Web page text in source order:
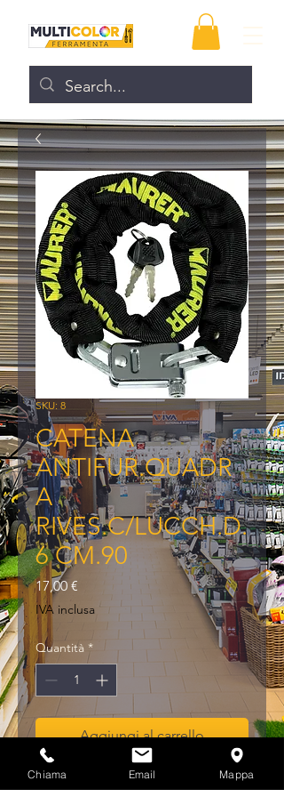
SKU: 8
CATENA
ANTIFUR.QUADR
A
RIVES.C/LUCCH.D.
6 CM.90
17,00 €
IVA inclusa
Quantità *
Aggiungi al carrello
CATENA ANTIFUR.QUADRA
Chiama Email Mappa